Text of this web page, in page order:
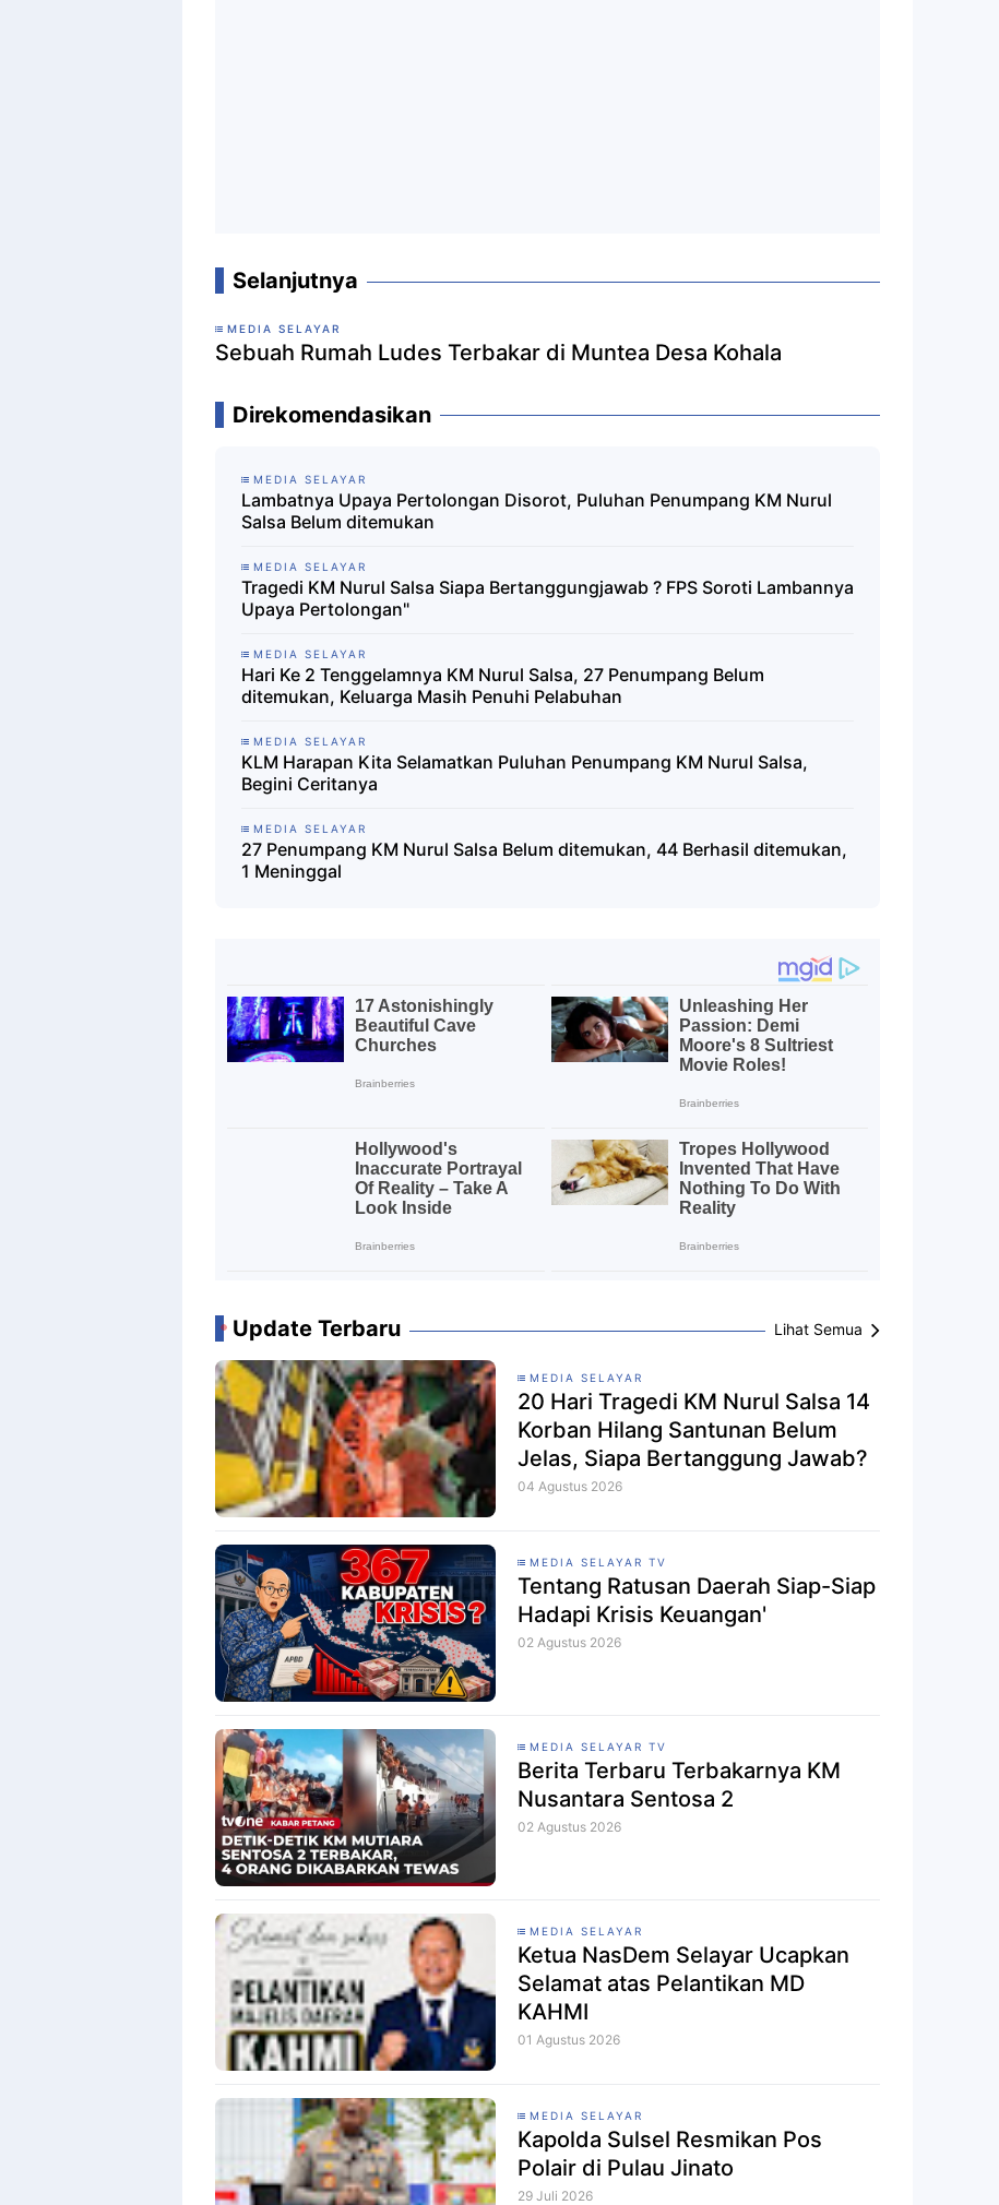
Selanjutnya
MEDIA SELAYAR
Sebuah Rumah Ludes Terbakar di Muntea Desa Kohala
Direkomendasikan
MEDIA SELAYAR
Lambatnya Upaya Pertolongan Disorot, Puluhan Penumpang KM Nurul
Salsa Belum ditemukan
MEDIA SELAYAR
Tragedi KM Nurul Salsa Siapa Bertanggungjawab ? FPS Soroti Lambannya
Upaya Pertolongan"
MEDIA SELAYAR
Hari Ke 2 Tenggelamnya KM Nurul Salsa, 27 Penumpang Belum
ditemukan, Keluarga Masih Penuhi Pelabuhan
MEDIA SELAYAR
KLM Harapan Kita Selamatkan Puluhan Penumpang KM Nurul Salsa,
Begini Ceritanya
MEDIA SELAYAR
27 Penumpang KM Nurul Salsa Belum ditemukan, 44 Berhasil ditemukan,
1 Meninggal
Update Terbaru Lihat Semua
MEDIA SELAYAR
20 Hari Tragedi KM Nurul Salsa 14
Korban Hilang Santunan Belum
Jelas, Siapa Bertanggung Jawab?
04 Agustus 2026
MEDIA SELAYAR TV
Tentang Ratusan Daerah Siap-Siap
Hadapi Krisis Keuangan'
02 Agustus 2026
MEDIA SELAYAR TV
Berita Terbaru Terbakarnya KM
Nusantara Sentosa 2
02 Agustus 2026
MEDIA SELAYAR
Ketua NasDem Selayar Ucapkan
Selamat atas Pelantikan MD
KAHMI
01 Agustus 2026
MEDIA SELAYAR
Kapolda Sulsel Resmikan Pos
Polair di Pulau Jinato
29 Juli 2026